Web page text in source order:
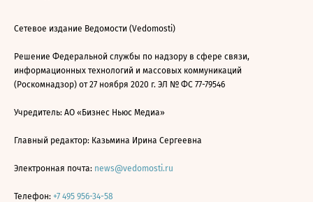
Сетевое издание Ведомости (Vedomosti)
Решение Федеральной службы по надзору в сфере связи,
информационных технологий и массовых коммуникаций
(Роскомнадзор) от 27 ноября 2020 г. ЭЛ № ФС 77-79546
Учредитель: АО «Бизнес Ньюс Медиа»
Главный редактор: Казьмина Ирина Сергеевна
Электронная почта: news@vedomosti.ru
Телефон: +7 495 956-34-58